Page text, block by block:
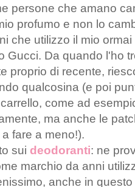
persone che amano
profumo e non lo
che utilizzo il mio
Gucci. Da quando l'ho
proprio di recente,
qualcosina (e poi
come ad
ma anche le
fare a meno!).
sui deodoranti: ne
marchio da anni
anche in